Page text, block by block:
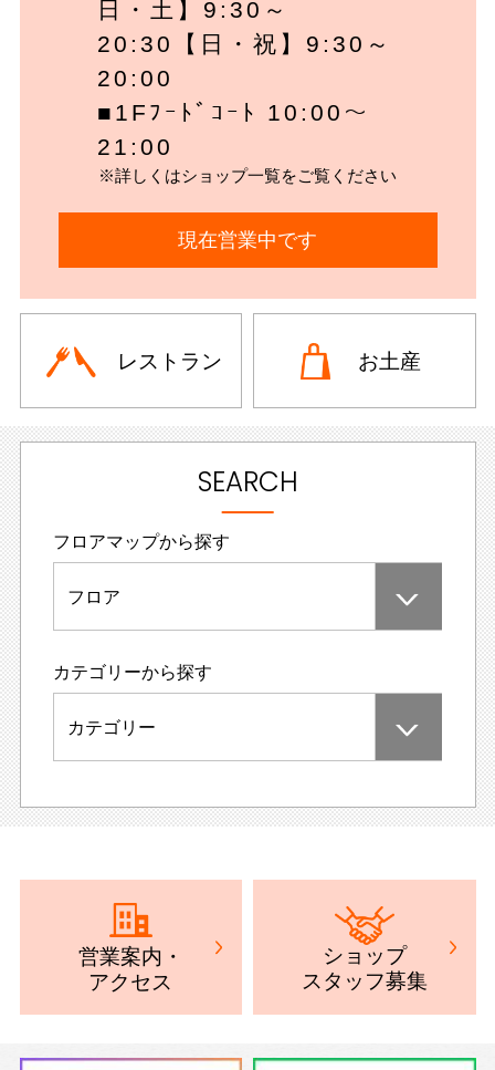
日・土】9:30～
20:30【日・祝】9:30～
20:00
■1Fﾌｰﾄﾞｺｰﾄ 10:00～
21:00
※詳しくはショップ一覧をご覧ください
現在営業中です
レストラン お土産
SEARCH
フロアマップから探す
フロア
カテゴリーから探す
カテゴリー
営業案内 ・
アクセス
ショップ
スタッフ募集